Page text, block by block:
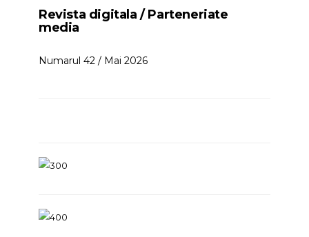
Revista digitala / Parteneriate
media
Numarul 42 / Mai 2026